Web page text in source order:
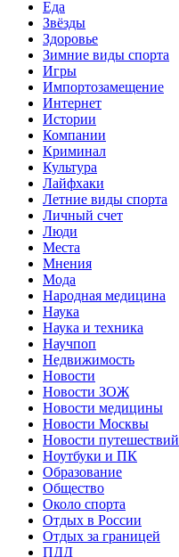
Еда
Звёзды
Здоровье
Зимние виды спорта
Игры
Импортозамещение
Интернет
Истории
Компании
Криминал
Культура
Лайфхаки
Летние виды спорта
Личный счет
Люди
Места
Мнения
Мода
Народная медицина
Наука
Наука и техника
Научпоп
Недвижимость
Новости
Новости ЗОЖ
Новости медицины
Новости Москвы
Новости путешествий
Ноутбуки и ПК
Образование
Общество
Около спорта
Отдых в России
Отдых за границей
ПДД